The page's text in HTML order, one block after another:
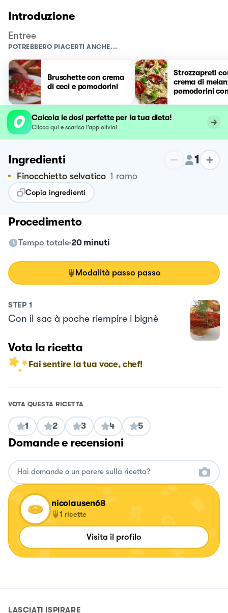
Introduzione
Entree
POTREBBERO PIACERTI ANCHE...
Bruschette con crema
di ceci e pomodorini
Strozzapreti
crema di
pomodorini
Calcola le dosi perfette per la tua dieta!
Clicca qui e scarica l’app olivia!
Ingredienti 1
Finocchietto selvatico 1 ramo
Copia ingredienti
Procedimento
Tempo totale 20 minuti
Modalità passo passo
STEP 1
Con il sac à poche riempire i bignè
Vota la ricetta
Fai sentire la tua voce, chef!
VOTA QUESTA RICETTA
1 2 3 4 5
Domande e recensioni
nicolausen68
1 ricette
Visita il profilo
LASCIATI ISPIRARE